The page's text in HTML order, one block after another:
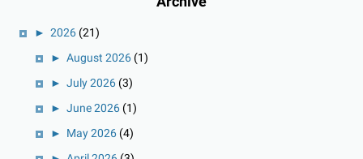
► 2026 (21)
► August 2026 (1)
► July 2026 (3)
► June 2026 (1)
► May 2026 (4)